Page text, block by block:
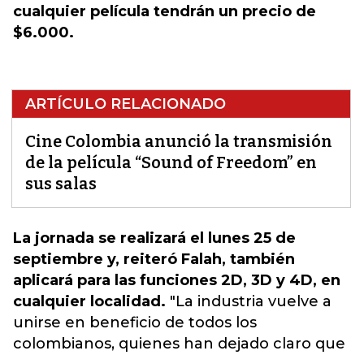
cualquier película tendrán un precio de
$6.000.
ARTÍCULO RELACIONADO
Cine Colombia anunció la transmisión
de la película “Sound of Freedom” en
sus salas
La jornada se realizará el lunes 25 de
septiembre y, reiteró Falah, también
aplicará para las funciones 2D, 3D y 4D, en
cualquier localidad. "La industria vuelve a
unirse en beneficio de todos los
colombianos, quienes han dejado claro que